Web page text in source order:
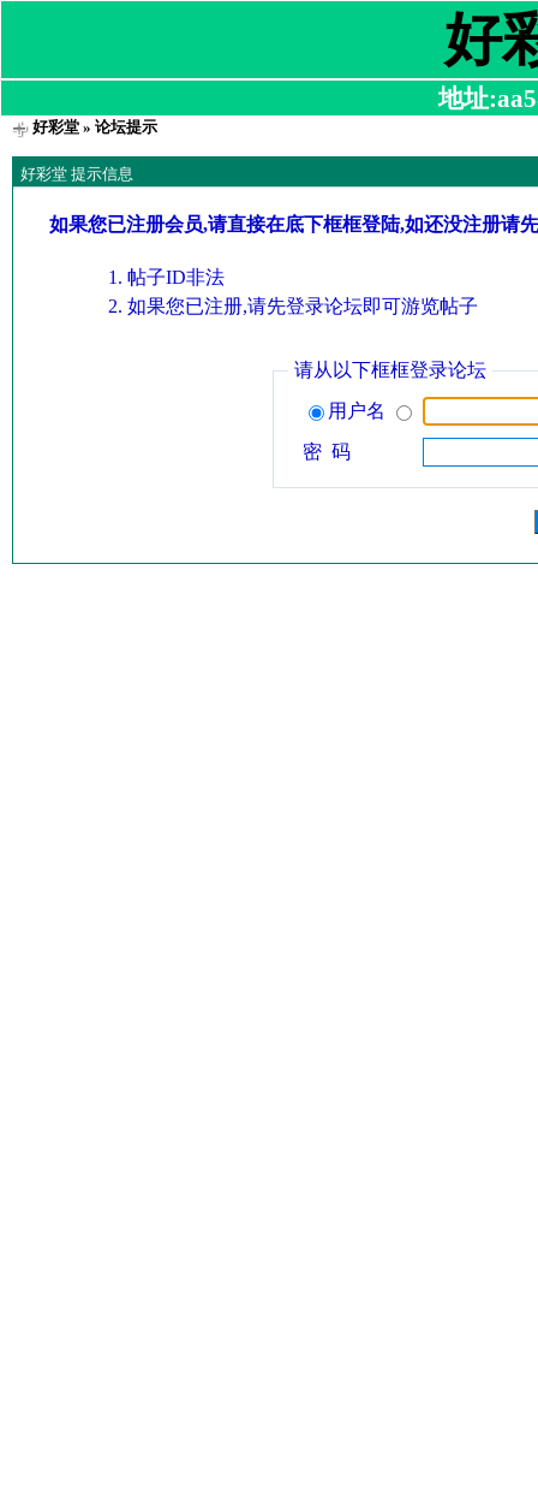
好
地址
好彩堂» 论坛提示
好彩堂 提示信息
如果您已注册会员,请直接在底下框框登陆,如还没注册请
帖子ID非法
如果您已注册,请先登录论坛即可游览帖子
请从以下框框登录论坛
用户名
密 码